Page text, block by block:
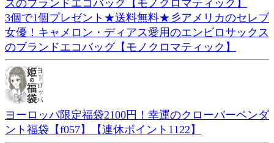
3個で1個プレゼント★送料無料★彡アメリカのセレブ
女優！キャメロン・ディアス愛用のエンビロサックス
のブランドエコバッグ【モノクロマティック】
ヨーロッパ限定福袋2100円！幸運のクローバーペンダ
ント福袋【f057】【連休ポイント1122】